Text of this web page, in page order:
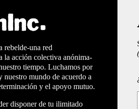
rebelde-una red
la acción colectiva anónima-
tiempo. Luchamos por
nuestro mundo de acuerdo a
y el apoyo mutuo.
disponer de tu ilimitado